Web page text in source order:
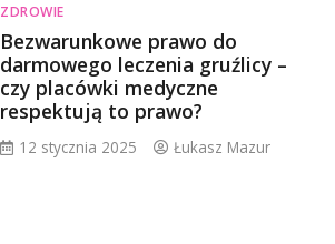
ZDROWIE
Bezwarunkowe prawo do
darmowego leczenia gruźlicy –
czy placówki medyczne
respektują to prawo?
12 stycznia 2025 Łukasz Mazur